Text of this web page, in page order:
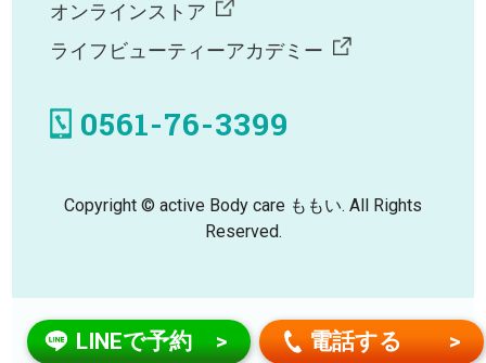
LINEで予約 電話する
オンラインストア
ライフビューティーアカデミー
0561-76-3399
Copyright © active Body care ももい. All Rights
Reserved.